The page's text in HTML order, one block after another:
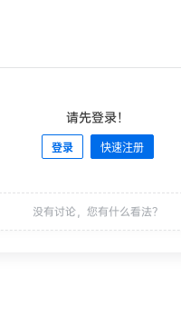
请先登录！
登录 快速注册
没有讨论，您有什么看法？